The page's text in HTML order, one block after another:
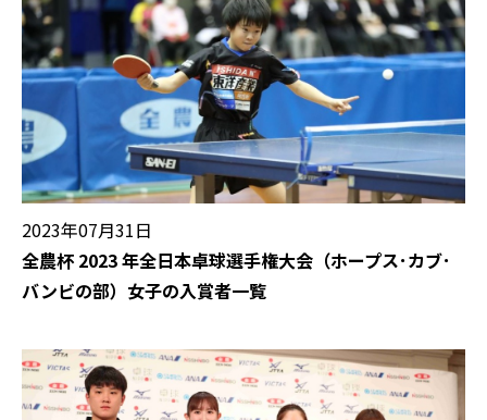
2023年07月31日
全農杯 2023 年全日本卓球選手権大会（ホープス･カブ･
バンビの部）女子の入賞者一覧